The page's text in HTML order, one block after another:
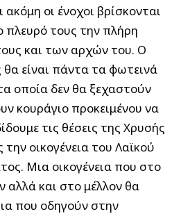
οι ένοχοι βρίσκονται
πλευρό τους την πλήρη
και των αρχών του. Ο
είναι πάντα τα φωτεινά
οποία δεν θα ξεχαστούν
κουράγιο προκειμένου να
τις θέσεις της Χρυσής
οικογένεια του Λαϊκού
Μια οικογένεια που στο
και στο μέλλον θα
που οδηγούν στην